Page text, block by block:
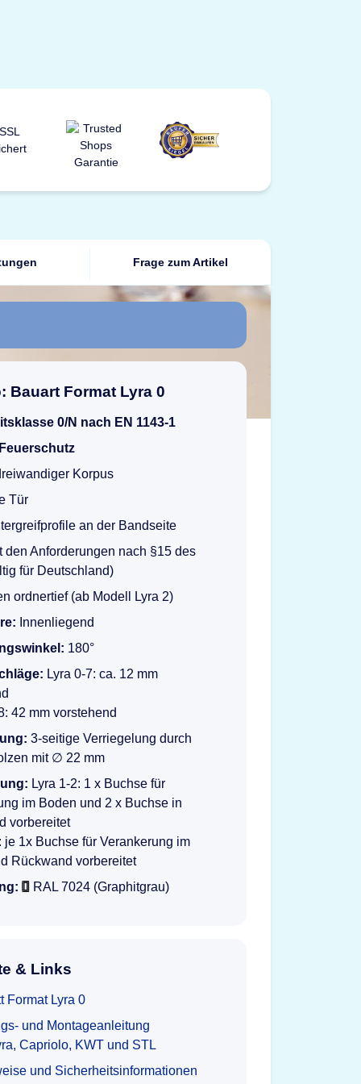
Frage zum Artikel
Bauart Format Lyra 0
0/N nach EN 1143-1
Korpus
Tür
an der Bandseite
den Anforderungen nach §15 des
für Deutschland)
ordnertief (ab Modell Lyra 2)
Innenliegend
180°
Lyra 0-7: ca. 12 mm
42 mm vorstehend
3-seitige Verriegelung durch
mit ∅ 22 mm
Lyra 1-2: 1 x Buchse für
im Boden und 2 x Buchse in
vorbereitet
je 1x Buchse für Verankerung im
Rückwand vorbereitet
RAL 7024 (Graphitgrau)
& Links
Format Lyra 0
und Montageanleitung
Capriolo, KWT und STL
und Sicherheitsinformationen